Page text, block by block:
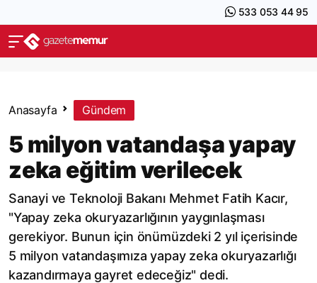
533 053 44 95
Anasayfa Gündem
5 milyon vatandaşa yapay
zeka eğitim verilecek
Sanayi ve Teknoloji Bakanı Mehmet Fatih Kacır,
"Yapay zeka okuryazarlığının yaygınlaşması
gerekiyor. Bunun için önümüzdeki 2 yıl içerisinde
5 milyon vatandaşımıza yapay zeka okuryazarlığı
kazandırmaya gayret edeceğiz" dedi.